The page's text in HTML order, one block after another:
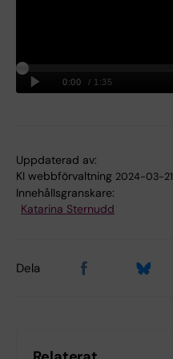
Uppdaterad av:
KI webbförvaltning 2024-03-21
Innehållsgranskare:
Katarina Sternudd
Dela